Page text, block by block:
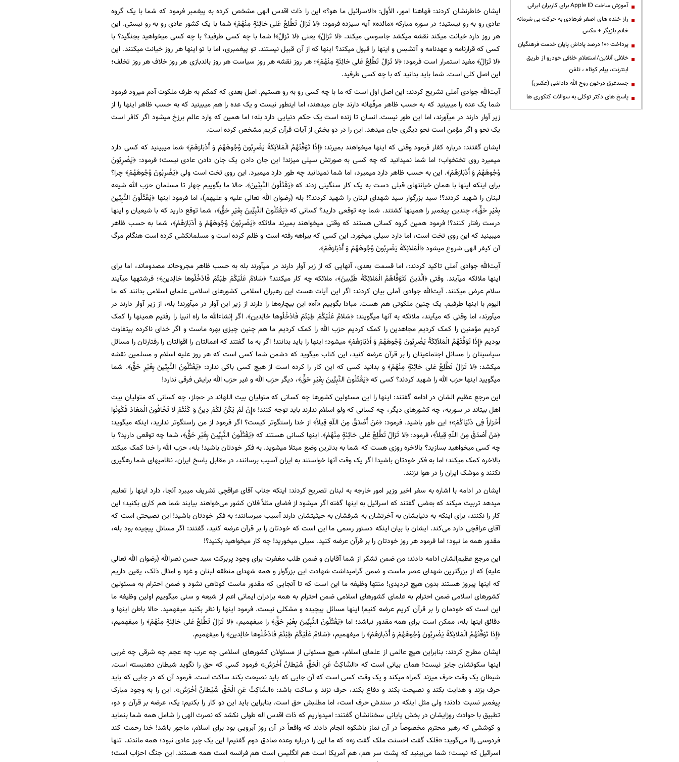
ایشان خاطرنشان کردند: فهاهنا امور، الأول: «الاسرائیل ما هو؟» این را ذات اقدس الهی مشخص کرده به پیغمبر فرمود که شما با یک گروه
عادی رو به رو نیستید؛ در سوره مبارکه «مائده» آیه سیزده فرمود: ﴿لا تَزالُ تَطَّلِعُ عَلی‏ خائِنَةٍ مِنْهُمْ﴾ شما با یک کشور عادی رو به رو نیستی. این
هر روز دارد خیانت میکند نقشه میکشد جاسوسی میکند. ﴿لا تَزالُ﴾ یعنی ﴿لا تَزالُ﴾! شما با چه کسی طرفید؟ با چه کسی میخواهید بجنگید؟ با
کسی که قرارنامه و عهدنامه و آتشبس و اینها را قبول میکند؟ اینها که از آن قبیل نیستند. تو پیغمبری، اما با تو اینها هر روز خیانت میکنند. این
﴿لا تَزالُ﴾ مفید استمرار است فرمود: ﴿لا تَزالُ تَطَّلِعُ عَلی‏ خائِنَةٍ مِنْهُمْ﴾؛ هر روز نقشه هر روز سیاست هر روز باندبازی هر روز خلاف هر روز تخلف؛
این اصل کلی است. شما باید بدانید که با چه کسی طرفید.
آیت‌الله جوادی آملی تشریح کردند: این اصل اول است که ما با چه کسی رو به رو هستیم. اصل بعدی که کمکم به طرف ملکوت آدم میرود فرمود
شما یک عده را میبینید که به حسب ظاهر مرفّهانه دارند جان میدهند، اما اینطور نیست و یک عده را هم میبینید که به حسب ظاهر اینها را از
زیر آوار دارند در میآورند، اما این طور نیست. انسان تا زنده است یک حکم دنیایی دارد بله؛ اما همین که وارد عالم برزخ میشود اگر کافر است
یک نحو و اگر مؤمن است نحو دیگری جان میدهد. این را در دو بخش از آیات قرآن کریم مشخص کرده است.
ایشان گفتند: درباره کفار فرمود وقتی که اینها میخواهند بمیرند: ﴿إِذَا تَوَفَّتْهُمُ الْمَلاَئِکَةُ یَضْرِبُونَ وُجُوهَهُمْ وَ أَدْبَارَهُمْ﴾ شما میبینید که کسی دارد
میمیرد روی تختخواب؛ اما شما نمیدانید که چه کسی به صورتش سیلی میزند! این جان دادن یک جان دادن عادی نیست؛ فرمود: ﴿یَضْرِبُونَ
وُجُوهَهُمْ وَ أَدْبَارَهُمْ﴾. این به حسب ظاهر دارد میمیرد، اما شما نمیدانید چه طور دارد میمیرد. این روی تخت است ولی ﴿یَضْرِبُونَ وُجُوهَهُمْ﴾ چرا؟
برای اینکه اینها با همان خیانتهای قبلی دست به یک کار سنگینی زدند که ﴿یَقْتُلُونَ النَّبِیِّینَ﴾. حالا ما بگوییم چهار تا مسلمان حزب الله شیعه
لبنان را شهید کردند؟! سید بزرگوار سید شهدای لبنان را شهید کردند؟! بله (رضوان الله تعالی علیه و علیهم)، اما فرمود اینها ﴿یَقْتُلُونَ النَّبِیِّینَ
بِغَیْرِ حَقٍّ﴾، چندین پیغمبر را همینها کشتند. شما چه توقعی دارید؟ کسانی که ﴿یَقْتُلُونَ النَّبِیِّینَ بِغَیْرِ حَقٍّ﴾، شما توقع دارید که با شیعیان و اینها
درست رفتار کنند؟! فرمود همین گروه کسانی هستند که وقتی میخواهند بمیرند ملائکه ﴿یَضْرِبُونَ وُجُوهَهُمْ وَ أَدْبَارَهُمْ﴾، شما به حسب ظاهر
میبینید که این روی تخت است، اما دارد سیلی میخورد. این کسی که بیراهه رفته است و ظلم کرده است و مسلمانکشی کرده است هنگام مرگ
آن کیفر الهی شروع میشود ﴿الْمَلاَئِکَةُ یَضْرِبُونَ وُجُوهَهُمْ وَ أَدْبَارَهُمْ﴾.
آیت‌الله جوادی آملی تاکید کردند:، اما قسمت بعدی، آنهایی که از زیر آوار دارند در میآورند بله به حسب ظاهر مجروحاند مصدوماند، اما برای
اینها ملائکه میآیند. وقتی ﴿الَّذینَ تَتَوَفَّاهُمُ الْمَلائِکَةُ طَیِّبینَ﴾، ملائکه چه کار میکنند؟ ﴿سَلامٌ عَلَیْکُمْ طِبْتُمْ فَادْخُلُوها خالِدین‏﴾؛ فرشتهها میآیند
سلام عرض میکنند. آیت‌الله جوادی آملی بیان کردند: اگر این آیات هست این رهبران اسلامی کشور‌های اسلامی علمای اسلامی بدانند که ما
الیوم با اینها طرفیم. یک چنین ملکوتی هم هست. مبادا بگوییم «آه» این بیچاره‌ها را دارند از زیر این آوار در میآورند! بله، از زیر آوار دارند در
میآورند، اما وقتی که میآیند، ملائکه به آنها میگویند: ﴿سَلامٌ عَلَیْکُمْ طِبْتُمْ فَادْخُلُوها خالِدین‏﴾. اگر إنشاءالله ما راه انبیا را رفتیم همینها را کمک
کردیم مؤمنین را کمک کردیم مجاهدین را کمک کردیم حزب الله را کمک کردیم ما هم چنین چیزی بهره ماست و اگر خدای ناکرده بیتفاوت
بودیم ﴿إِذَا تَوَفَّتْهُمُ الْمَلاَئِکَةُ یَضْرِبُونَ وُجُوهَهُمْ وَ أَدْبَارَهُمْ﴾ میشود؛ اینها را باید بدانند! اگر به ما گفتند که اعمالتان را اقوالتان را رفتارتان را مسائل
سیاسیتان را مسائل اجتماعیتان را بر قرآن عرضه کنید، این کتاب میگوید که دشمن شما کسی است که هر روز علیه اسلام و مسلمین نقشه
میکشد: ﴿لا تَزالُ تَطَّلِعُ عَلی‏ خائِنَةٍ مِنْهُمْ﴾ و بدانید کسی که این کار را کرده است از هیچ کسی باکی ندارد: ﴿یَقْتُلُونَ النَّبِیِّینَ بِغَیْرِ حَقٍّ﴾. شما
میگویید اینها حزب الله را شهید کردند؟ کسی که ﴿یَقْتُلُونَ النَّبِیِّینَ بِغَیْرِ حَقٍّ﴾، دیگر حزب الله و غیر حزب الله برایش فرقی ندارد!
این مرجع عظیم الشان در ادامه گفتند: اینها را این مسئولین کشور‌ها چه کسانی که متولیان بیت اللهاند در حجاز، چه کسانی که متولیان بیت
اهل بیتاند در سوریه، چه کشور‌های دیگر، چه کسانی که ولو اسلام ندارند باید توجه کنند! «إِنْ لَمْ یَکُنْ لَکُمْ دِینٌ وَ کُنْتُمْ لَا تَخَافُونَ الْمَعَادَ فَکُونُوا
أَحْرَاراً فِی دُنْیَاکُمْ»؛ این طور باشید. فرمود: ﴿مَنْ أَصْدَقُ مِنَ اللّهِ قِیلاً﴾ از خدا راستگوتر کیست؟ اگر فرمود از من راستگوتر ندارید، اینکه میگوید:
﴿مَنْ أَصْدَقُ مِنَ اللّهِ قِیلاً﴾، فرمود: ﴿لا تَزالُ تَطَّلِعُ عَلی‏ خائِنَةٍ مِنْهُمْ﴾. اینها کسانی هستند که ﴿یَقْتُلُونَ النَّبِیِّینَ بِغَیْرِ حَقٍّ﴾، شما چه توقعی دارید؟ با
چه کسی میخواهید بسازید؟ بالاخره روزی هست که شما به بدترین وضع مبتلا میشوید. به فکر خودتان باشید! بله، حزب الله را خدا کمک میکند
بالاخره کمک میکند؛ اما به فکر خودتان باشید! اگر یک وقت آنها خواستند به ایران آسیب برسانند، در مقابل پاسخ ایران، نظامیهای شما رهگیری
نکنند و موشک ایران را در هوا نزنند.
ایشان در ادامه با اشاره به سفر اخیر وزیر امور خارجه به لبنان تصریح کردند: اینکه جناب آقای عراقچی تشریف میبرد آنجا، دارد اینها را تعلیم
میدهد تربیت میکند که بعضی گفتند که اسرائیل به اینها گفته اگر میشود از فضای مثلاً فلان کشور می‌خواهند بیایند شما هم کاری بکنید؛ این
کار را نکنند، برای اینکه به دنیایشان به آخرتشان به شرفشان به حیثیتشان دارند آسیب میرسانند؛ به فکر خودتان باشید! این نصیحتی است که
آقای عراقچی دارد می‌کند. ایشان با بیان اینکه دستور رسمی ما این است که خودتان را بر قرآن عرضه کنید، گفتند: اگر مسائل پیچیده بود بله،
مقدور همه ما نبود؛ اما فرمود هر روز خودتان را بر قرآن عرضه کنید. سیلی میخورید! چه کار میخواهید بکنید؟!
این مرجع عظیم‌الشان ادامه دادند: من ضمن تشکر از شما آقایان و ضمن طلب مغفرت برای وجود پربرکت سید حسن نصرالله (رضوان الله تعالی
علیه) که از بزرگترین شهدای عصر ماست و ضمن گرامیداشت شهادت این بزرگوار و همه شهدای منطقه لبنان و غزه و امثال ذلک، یقین داریم
که اینها پیروز هستند بدون هیچ تردیدی! منتها وظیفه ما این است که تا آنجایی که مقدور ماست کوتاهی نشود و ضمن احترام به مسئولین
کشور‌های اسلامی ضمن احترام به علمای کشور‌های اسلامی ضمن احترام به همه برادران ایمانی اعم از شیعه و سنی میگوییم اولین وظیفه ما
این است که خودمان را بر قرآن کریم عرضه کنیم! اینها مسائل پیچیده و مشکلی نیست. فرمود اینها را نظر بکنید میفهمید. حالا باطن اینها و
دقائق اینها بله، ممکن است برای همه مقدور نباشد؛ اما ﴿یَقْتُلُونَ النَّبِیِّینَ بِغَیْرِ حَقٍّ﴾ را میفهمیم، ﴿لا تَزالُ تَطَّلِعُ عَلی‏ خائِنَةٍ مِنْهُمْ﴾ را میفهمیم،
﴿إِذا تَوَفَّتْهُمُ الْمَلائِکَةُ یَضْرِبُونَ وُجُوهَهُمْ وَ أَدْبارَهُمْ﴾ را میفهمیم، ﴿سَلامٌ عَلَیْکُمْ طِبْتُمْ فَادْخُلُوها خالِدین‏﴾ را میفهمیم.
ایشان مطرح کردند: بنابراین هیچ عالمی از علمای اسلام، هیچ مسئولی از مسئولان کشور‌های اسلامی چه عرب چه عجم چه شرقی چه غربی
اینها سکوتشان جایز نیست! همان بیانی است که «السَّاکِتُ عَنِ الْحَقِّ شَیْطانٌ أَخْرَسٌ» فرمود کسی که حق را نگوید شیطان دهنبسته است.
شیطان یک وقت حرف میزند گمراه میکند و یک وقت کسی است که آن جایی که باید نصیحت بکند ساکت است. فرمود آن که در جایی که باید
حرف بزند و هدایت بکند و نصیحت بکند و دفاع بکند، حرف نزند و ساکت باشد: «السَّاکِتُ عَنِ الْحَقِّ شَیْطانٌ أَخْرَسٌ». این را به وجود مبارک
پیغمبر نسبت دادند؛ ولی مثل اینکه در سندش حرف است، اما مطلبش حق است. بنابراین باید این دو کار را بکنیم: یک، عرضه بر قرآن و دو،
تطبیق با حوادث روزایشان در بخش پایانی سخنانشان گفتند: امیدواریم که ذات اقدس اله طولی نکشد که نصرت الهی را شامل همه شما بنماید
و کوششی که رهبر محترم مخصوصاً در آن نماز باشکوه انجام دادند که واقعاً در آن روز آبرویی بود برای اسلام، ماجور باشد! خدا رحمت کند
فردوسی را! می‌گوید: «فلک گفت احسنت ملک گفت زه» که ما این را درباره وعده صادق دوم گفتیم! این یک چیز عادی نبود؛ همه ماندند. تنها
اسرائیل که نیست؛ شما می‌بینید که پشت سر هم، هم آمریکا است هم انگلیس است هم فرانسه است همه هستند. این جنگ احزاب است؛
آموزش ساخت Apple ID برای کاربران ایرانی
راز خنده های اصغر فرهادی به حرکت بی شرمانه
خانم بازیگر + عکس
پرداخت ۱۰۰ درصد پاداش پایان خدمت فرهنگیان
خلافی آنلاین/استعلام خلافی خودرو از طریق
اینترنت، پیام کوتاه ، تلفن
جسدغرق درخون روح الله داداشی (عکس)
پاسخ های دکتر توکلی به سوالات کنکوری ها